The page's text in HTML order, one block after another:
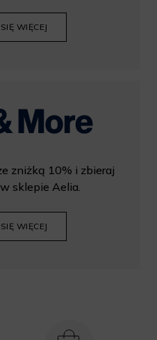
WIĘCEJ
zniżką 10% i zbieraj
sklepie Aelia.
WIĘCEJ